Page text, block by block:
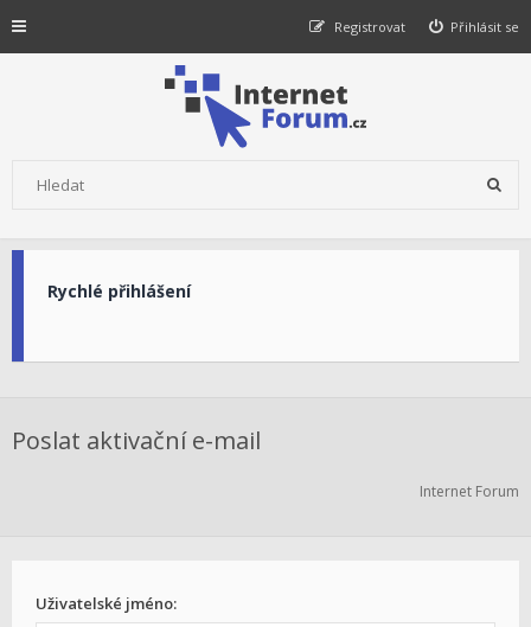
Přihlásit se
Registrovat
Rychlé přihlášení
Poslat aktivační e-mail
Internet Forum
Uživatelské jméno: